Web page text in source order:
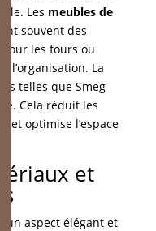
Les meubles de
souvent des
pour les fours ou
l’organisation. La
telles que Smeg
Cela réduit les
et optimise l’espace
et
un aspect élégant et